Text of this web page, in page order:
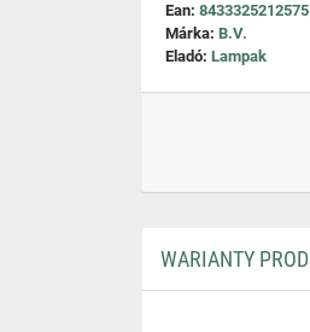
Ean: 8433325212575
Márka: B.V.
Eladó: Lampak
WARIANTY